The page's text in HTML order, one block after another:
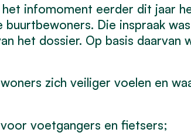
infomoment eerder dit jaar
Die inspraak
het dossier. Op basis daarvan
zich veiliger voelen en
voetgangers en fietsers;